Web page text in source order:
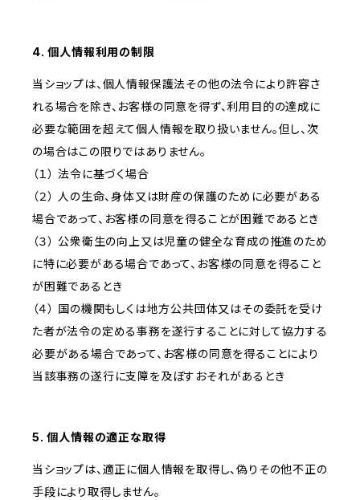
4. 個人情報利用の制限
当ショップは、個人情報保護法その他の法令により許容さ
れる場合を除き、お客様の同意を得ず、利用目的の達成に
必要な範囲を超えて個人情報を取り扱いません。但し、次
の場合はこの限りではありません。
（１） 法令に基づく場合
（２） 人の生命、身体又は財産の保護のために必要がある
場合であって、お客様の同意を得ることが困難であるとき
（３） 公衆衛生の向上又は児童の健全な育成の推進のため
に特に必要がある場合であって、お客様の同意を得ること
が困難であるとき
（４） 国の機関もしくは地方公共団体又はその委託を受け
た者が法令の定める事務を遂行することに対して協力する
必要がある場合であって、お客様の同意を得ることにより
当該事務の遂行に支障を及ぼすおそれがあるとき
5. 個人情報の適正な取得
当ショップは、適正に個人情報を取得し、偽りその他不正の
手段により取得しません。